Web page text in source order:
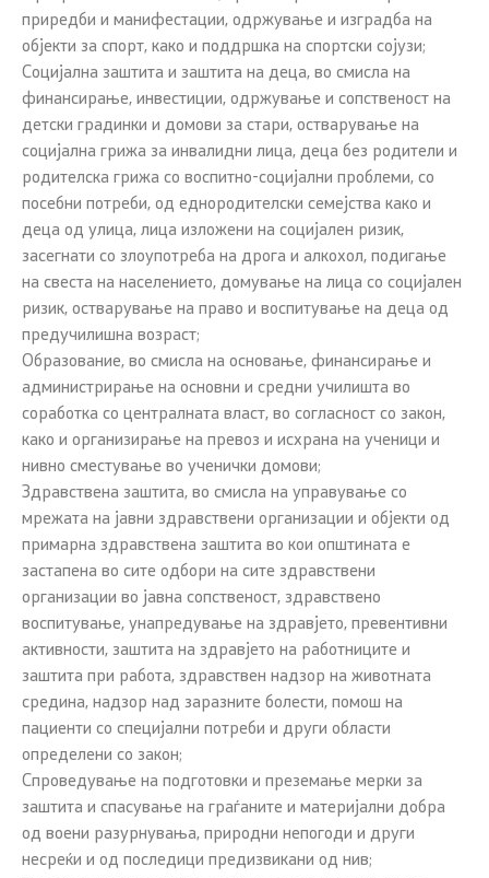
приредби и манифестации, одржување и изградба на
објекти за спорт, како и поддршка на спортски сојузи;
Социјална заштита и заштита на деца, во смисла на
финансирање, инвестиции, одржување и сопственост на
детски градинки и домови за стари, остварување на
социјална грижа за инвалидни лица, деца без родители и
родителска грижа со воспитно-социјални проблеми, со
посебни потреби, од еднородителски семејства како и
деца од улица, лица изложени на социјален ризик,
засегнати со злоупотреба на дрога и алкохол, подигање
на свеста на населението, домување на лица со социјален
ризик, остварување на право и воспитување на деца од
предучилишна возраст;
Образование, во смисла на основање, финансирање и
администрирање на основни и средни училишта во
соработка со централната власт, во согласност со закон,
како и организирање на превоз и исхрана на ученици и
нивно сместување во ученички домови;
Здравствена заштита, во смисла на управување со
мрежата на јавни здравствени организации и објекти од
примарна здравствена заштита во кои општината е
застапена во сите одбори на сите здравствени
организации во јавна сопственост, здравствено
воспитување, унапредување на здравјето, превентивни
активности, заштита на здравјето на работниците и
заштита при работа, здравствен надзор на животната
средина, надзор над заразните болести, помош на
пациенти со специјални потреби и други области
определени со закон;
Спроведување на подготовки и преземање мерки за
заштита и спасување на граѓаните и материјални добра
од воени разурнувања, природни непогоди и други
несреќи и од последици предизвикани од нив;